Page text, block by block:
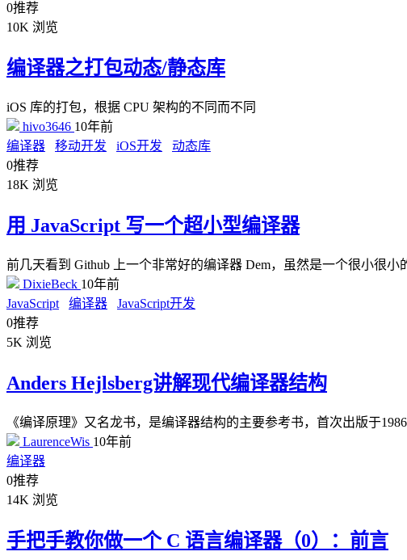
0推荐
10K 浏览
编译器之打包动态/静态库
iOS 库的打包，根据 CPU 架构的不同而不同
hivo3646 10年前
编译器
移动开发 iOS开发
动态库
0推荐
18K 浏览
用 JavaScript 写一个超小型编译器
前几天看到 Github 上一个非常好的编译器 Dem，虽然是一个很小很
DixieBeck 10年前
JavaScript
编译器
JavaScript开发
0推荐
5K 浏览
Anders Hejlsberg讲解现代编译器结构
《编译原理》又名龙书，是编译器结构的主要参考书，首次出版于
LaurenceWis 10年前
编译器
0推荐
14K 浏览
手把手教你做一个 C 语言编译器（0）：前言